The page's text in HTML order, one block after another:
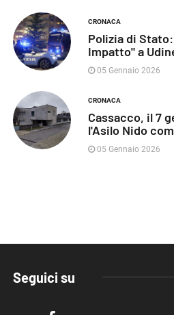
CRONACA
Polizia di
Impatto" a
05 Gennaio 2026
CRONACA
Cassacco, il 7
l'Asilo Nido
05 Gennaio 2026
Seguici su